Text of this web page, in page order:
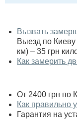
Вызвать
Выезд по Киеву
км) – 35 грн
Как замерить
От 2400 грн по
Как правильно
Гарантия на